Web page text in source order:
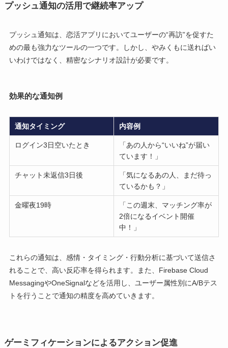
プッシュ通知の活用で継続率アップ
プッシュ通知は、恋活アプリにおいてユーザーの“再訪”を促すた
めの最も強力なツールの一つです。しかし、やみくもに送ればい
いわけではなく、精密なシナリオ設計が必要です。
効果的な通知例
通知タイミング 内容例
ログイン3日空いたとき
「あの人から“いいね”が届い
ています！」
チャット未返信3日後
「気になるあの人、まだ待っ
ているかも？」
金曜夜19時
「この週末、マッチング率が
2倍になるイベント開催
中！」
これらの通知は、感情・タイミング・行動分析に基づいて送信さ
れることで、高い反応率を得られます。また、Firebase Cloud
MessagingやOneSignalなどを活用し、ユーザー属性別にA/Bテス
トを行うことで通知の精度を高めていきます。
ゲーミフィケーションによるアクション促進